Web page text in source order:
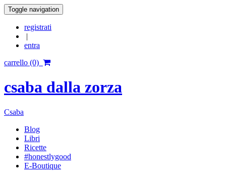
Toggle navigation
registrati
|
entra
carrello (0)
csaba dalla zorza
Csaba
Blog
Libri
Ricette
#honestlygood
E-Boutique